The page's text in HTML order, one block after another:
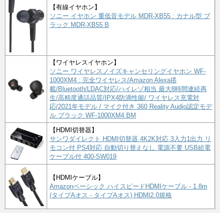
【有線イヤホン】
ソニー イヤホン 重低音モデル MDR-XB55 : カナル型 ブ
ラック MDR-XB55 B
【ワイヤレスイヤホン】
ソニー ワイヤレスノイズキャンセリングイヤホン WF-
1000XM4 : 完全ワイヤレス/Amazon Alexa搭
載/Bluetooth/LDAC対応/ハイレゾ相当 最大8時間連続再
生/高精度通話品質/IPX4防滴性能/ ワイヤレス充電対
応/2021年モデル / マイク付き 360 Reality Audio認定モデ
ル ブラック WF-1000XM4 BM
【HDMI切替器】
サンワダイレクト HDMI切替器 4K2K対応 3入力1出力 リ
モコン付 PS4対応 自動切り替えなし 電源不要 USB給電
ケーブル付 400-SW019
【HDMIケーブル】
Amazonベーシック ハイスピードHDMIケーブル - 1.8m
(タイプAオス - タイプAオス) HDMI2.0規格